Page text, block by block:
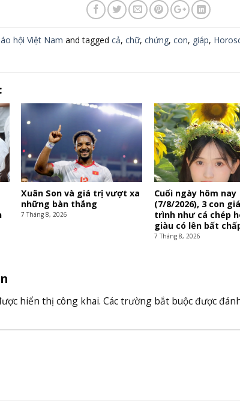
hội Việt Nam and tagged cả, chữ, chứng, con, giáp,
Xuân Son và giá trị vượt xa
những bàn thắng
7 Tháng 8, 2026
Cuối ngày hôm nay
(7/8/2026), 3 con
trình như cá chép
giàu có lên bất
7 Tháng 8, 2026
hiển thị công khai. Các trường bắt buộc được